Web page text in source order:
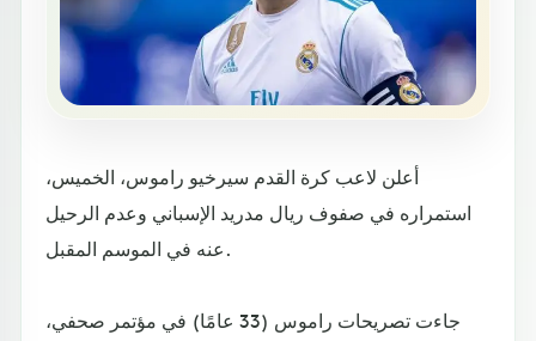
أعلن لاعب كرة القدم سيرخيو راموس، الخميس،
استمراره في صفوف ريال مدريد الإسباني وعدم الرحيل
عنه في الموسم المقبل.
جاءت تصريحات راموس (33 عامًا) في مؤتمر صحفي،